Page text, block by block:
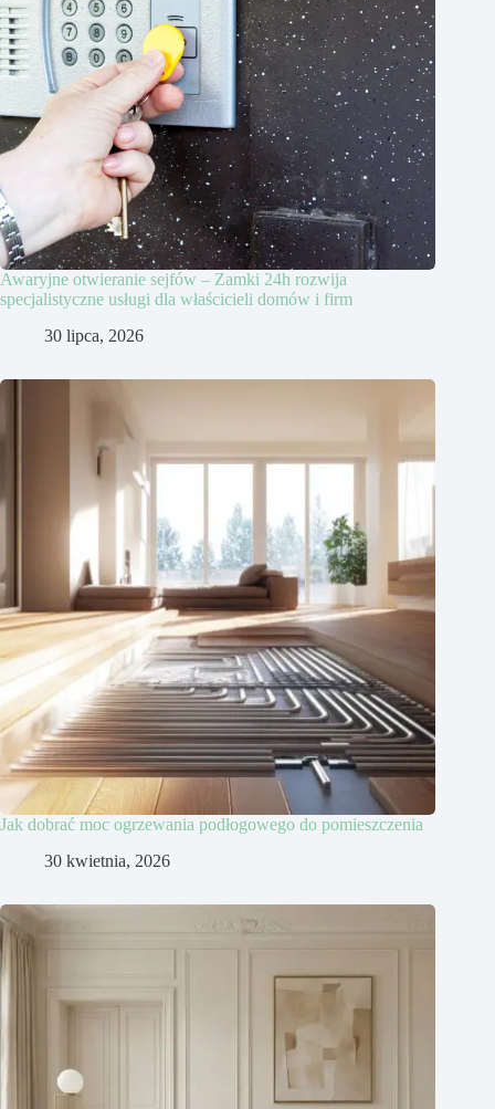
Awaryjne otwieranie sejfów – Zamki 24h rozwija
specjalistyczne usługi dla właścicieli domów i firm
30 lipca, 2026
Jak dobrać moc ogrzewania podłogowego do pomieszczenia
30 kwietnia, 2026